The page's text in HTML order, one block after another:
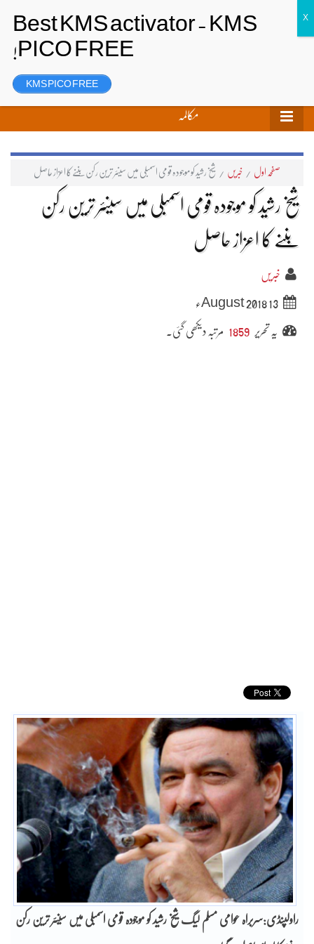
رجسٹر
مکالمہ
صفحہ اول / خبریں / شیخ رشید کو موجودہ قومی اسمبلی میں سینئر ترین رکن بننے کا اعزاز حاصل
شیخ رشید کو موجودہ قومی اسمبلی میں سینئر ترین رکن
بننے کا اعزاز حاصل
خبریں
13 August 2018ء
یہ تحریر 1859 مرتبہ دیکھی گئی۔
راولپنڈی:سربراہ عوامی مسلم لیگ شیخ رشید کو موجودہ قومی اسمبلی میں سینئر ترین رکن
KMS PICO FREE